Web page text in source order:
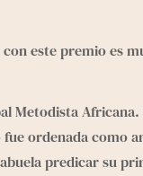
este premio es
Metodista
ordenada como
predicar su